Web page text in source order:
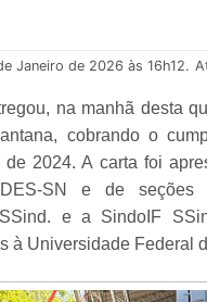
Janeiro de 2026 às 16h12.
na manhã desta
cobrando o
2024. A carta foi
SN e de
SSind. e a SindoIF
à Universidade Federal